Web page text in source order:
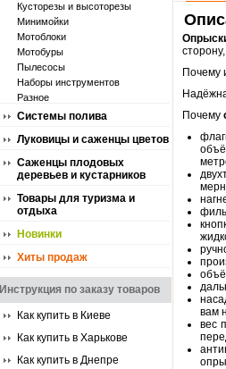
Кусторезы и высоторезы
Минимойки
Мотоблоки
Мотобуры
Пылесосы
Наборы инструментов
Разное
Системы полива
Луковицы и саженцы цветов
Саженцы плодовых
деревьев и кустарников
Товары для туризма и
отдыха
Новинки
Хиты продаж
Инструкция по заказу товаров
Как купить в Киеве
Как купить в Харькове
Как купить в Днепре
Почему
Почему
вам
вес